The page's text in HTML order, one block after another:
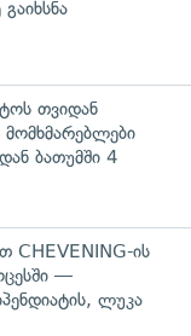
თვიდან
ბათუმში 4
CHEVENING-ის
—
ლუკა